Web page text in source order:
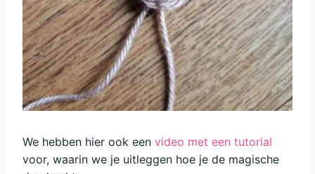
We hebben hier ook een video met een tutorial
voor, waarin we je uitleggen hoe je de magische